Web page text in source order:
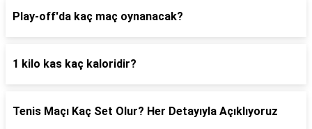
Play-off'da kaç maç oynanacak?
1 kilo kas kaç kaloridir?
Tenis Maçı Kaç Set Olur? Her Detayıyla Açıklıyoruz